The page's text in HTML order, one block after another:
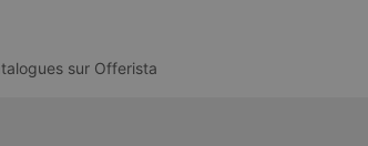
sur Offerista